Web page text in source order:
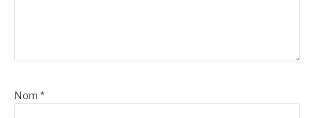
Nom *